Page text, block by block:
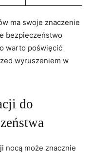
ma swoje znaczenie
bezpieczeństwo
warto poświęcić
⁢wyruszeniem w
do
nocą może znacznie⁣